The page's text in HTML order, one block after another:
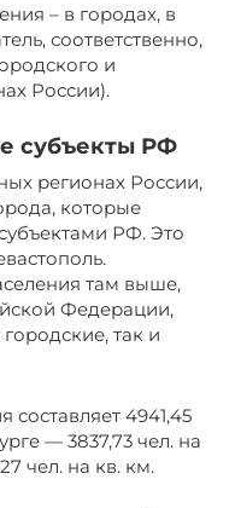
– в городах, в
соответственно,
и
России).
субъекты РФ
регионах России,
которые
РФ. Это
там выше,
Федерации,
так и
составляет 4941,45
— 3837,73 чел. на
чел. на кв. км.